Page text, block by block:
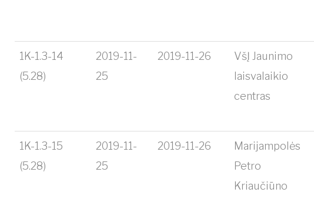
1K-1.3-14
(5.28)
2019-11-
25
2019-11-26
VšĮ Jaunimo
laisvalaikio
centras
1K-1.3-15
(5.28)
2019-11-
25
2019-11-26
Marijampolės
Petro
Kriaučiūno